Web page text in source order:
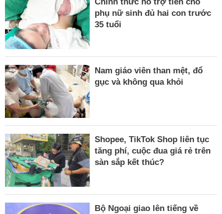
phụ nữ sinh đủ hai con trước
35 tuổi
Nam giáo viên than mệt, đổ
gục và không qua khỏi
Shopee, TikTok Shop liên tục
tăng phí, cuộc đua giá rẻ trên
sàn sắp kết thúc?
Bộ Ngoại giao lên tiếng về